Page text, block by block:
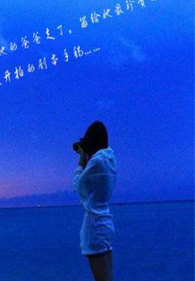
運動休閒 親子玩具